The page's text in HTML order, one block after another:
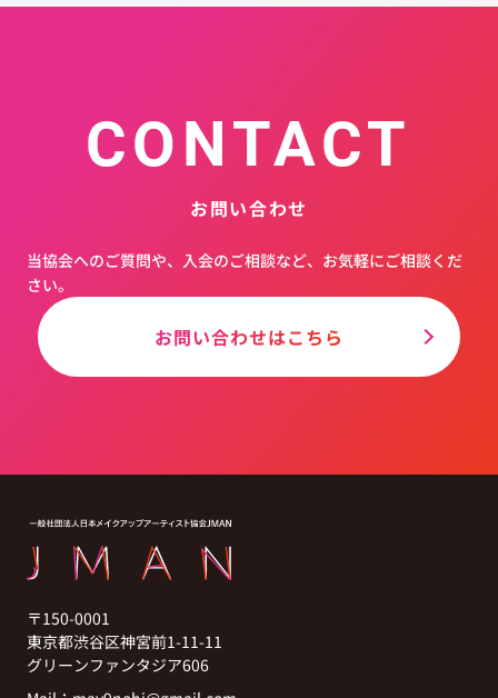
CONTACT
お問い合わせ
当協会へのご質問や、入会のご相談など、お気軽にご相談くだ
さい。
お問い合わせはこちら
〒150-0001
東京都渋谷区神宮前1-11-11
グリーンファンタジア606